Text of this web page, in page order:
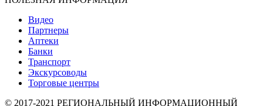
Видео
Партнеры
Аптеки
Банки
Транспорт
Экскурсоводы
Торговые центры
© 2017-2021 РЕГИОНАЛЬНЫЙ ИНФОРМАЦИОННЫЙ